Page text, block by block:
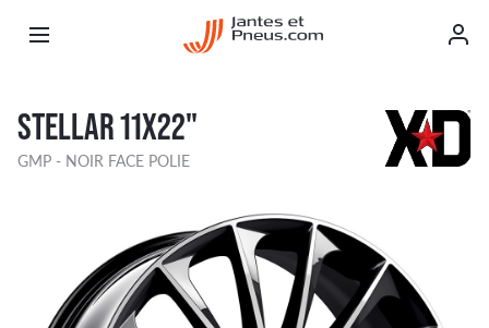
STELLAR 11X22"
GMP - NOIR FACE POLIE